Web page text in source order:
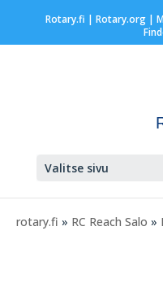
Rotary.fi | Rotary.org|
Valitse sivu
rotary.fi » RC Reach Salo »